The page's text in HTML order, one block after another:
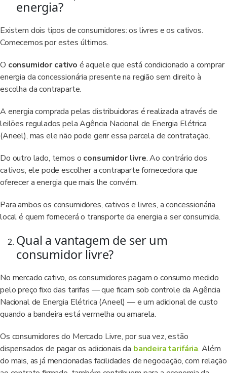
energia?
Existem dois tipos de consumidores: os livres e os cativos.
Comecemos por estes últimos.
O consumidor cativo é aquele que está condicionado a comprar
energia da concessionária presente na região sem direito à
escolha da contraparte.
A energia comprada pelas distribuidoras é realizada através de
leilões regulados pela Agência Nacional de Energia Elétrica
(Aneel), mas ele não pode gerir essa parcela de contratação.
Do outro lado, temos o consumidor livre. Ao contrário dos
cativos, ele pode escolher a contraparte fornecedora que
oferecer a energia que mais lhe convém.
Para ambos os consumidores, cativos e livres, a concessionária
local é quem fornecerá o transporte da energia a ser consumida.
Qual a vantagem de ser um
consumidor livre?
No mercado cativo, os consumidores pagam o consumo medido
pelo preço fixo das tarifas — que ficam sob controle da Agência
Nacional de Energia Elétrica (Aneel) — e um adicional de custo
quando a bandeira está vermelha ou amarela.
Os consumidores do Mercado Livre, por sua vez, estão
dispensados de pagar os adicionais da bandeira tarifária. Além
do mais, as já mencionadas facilidades de negociação, com relação